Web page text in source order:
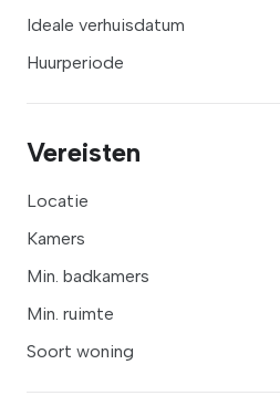
Ideale verhuisdatum
Huurperiode
Vereisten
Locatie
Kamers
Min. badkamers
Min. ruimte
Soort woning